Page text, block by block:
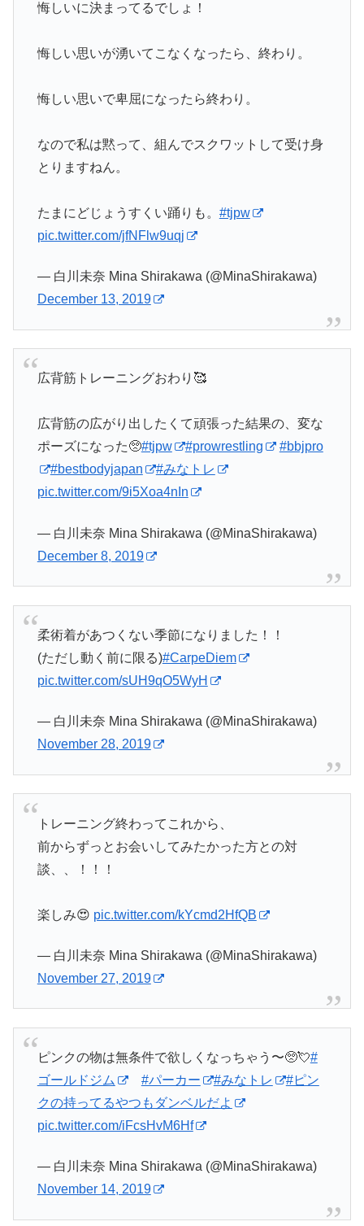
悔しいに決まってるでしょ！
悔しい思いが湧いてこなくなったら、終わり。
悔しい思いで卑屈になったら終わり。
なので私は黙って、組んでスクワットして受け身
とりますねん。
たまにどじょうすくい踊りも。 #tjpw
pic.twitter.com/jfNFlw9uqj
— 白川未奈 Mina Shirakawa (@MinaShirakawa)
December 13, 2019
広背筋トレーニングおわり🥰
広背筋の広がり出したくて頑張った結果の、変な
ポーズになった🥺#tjpw #prowrestling
#bbjpro
#bestbodyjapan
#みなトレ
pic.twitter.com/9i5Xoa4nIn
— 白川未奈 Mina Shirakawa (@MinaShirakawa)
December 8, 2019
柔術着があつくない季節になりました！！
(ただし動く前に限る)#CarpeDiem
pic.twitter.com/sUH9qO5WyH
— 白川未奈 Mina Shirakawa (@MinaShirakawa)
November 28, 2019
トレーニング終わってこれから、
前からずっとお会いしてみたかった方との対
談、、！！！
楽しみ😍 pic.twitter.com/kYcmd2HfQB
— 白川未奈 Mina Shirakawa (@MinaShirakawa)
November 27, 2019
ピンクの物は無条件で欲しくなっちゃう〜🥺💘#
ゴールドジム
#パーカー #みなトレ
#ピン
クの持ってるやつもダンベルだよ
pic.twitter.com/iFcsHvM6Hf
— 白川未奈 Mina Shirakawa (@MinaShirakawa)
November 14, 2019